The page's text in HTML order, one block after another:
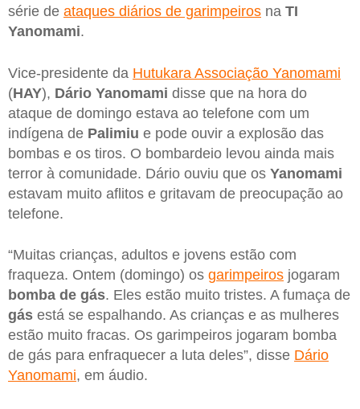
série de ataques diários de garimpeiros na TI
Yanomami.
Vice-presidente da Hutukara Associação Yanomami
(HAY), Dário Yanomami disse que na hora do
ataque de domingo estava ao telefone com um
indígena de Palimiu e pode ouvir a explosão das
bombas e os tiros. O bombardeio levou ainda mais
terror à comunidade. Dário ouviu que os Yanomami
estavam muito aflitos e gritavam de preocupação ao
telefone.
“Muitas crianças, adultos e jovens estão com
fraqueza. Ontem (domingo) os garimpeiros jogaram
bomba de gás. Eles estão muito tristes. A fumaça de
gás está se espalhando. As crianças e as mulheres
estão muito fracas. Os garimpeiros jogaram bomba
de gás para enfraquecer a luta deles”, disse Dário
Yanomami, em áudio.